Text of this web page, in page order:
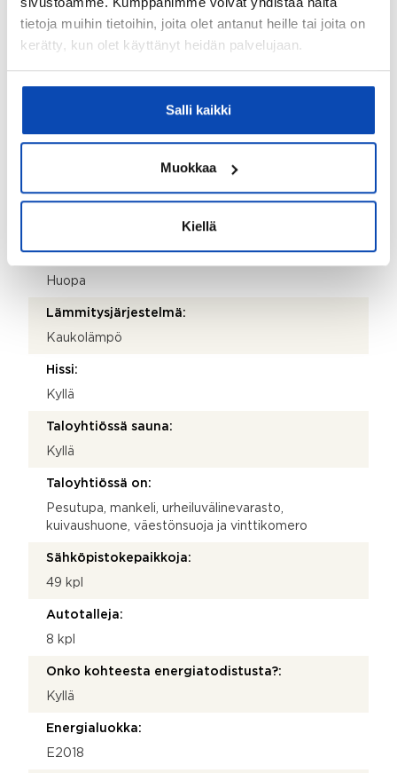
tietoja muihin tietoihin, joita olet antanut heille tai joita on
kerätty, kun olet käyttänyt heidän palvelujaan.
Salli kaikki
Muokkaa
Kiellä
Valmistumisvuosi:
1967
Käyttöönottovuosi:
Rakennus- ja pintamateriaalit:
Kattotyyppi:
Katemateriaali:
Huopa
Lämmitysjärjestelmä:
Kaukolämpö
Hissi:
Kyllä
Taloyhtiössä sauna:
Kyllä
Taloyhtiössä on:
Pesutupa, mankeli, urheiluvälinevarasto,
kuivaushuone, väestönsuoja ja vinttikomero
Sähköpistokepaikkoja:
49 kpl
Autotalleja:
8 kpl
Onko kohteesta energiatodistusta?:
Kyllä
Energialuokka:
E2018